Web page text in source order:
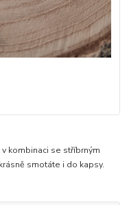
kombinaci se stříbrným
smotáte i do kapsy.